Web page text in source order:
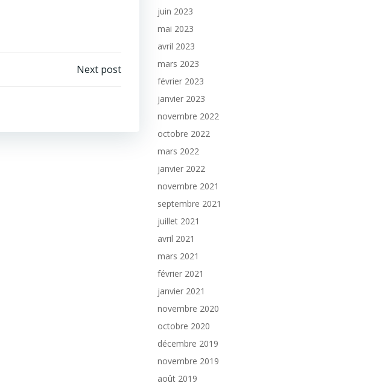
Next post
juin 2023
mai 2023
avril 2023
mars 2023
février 2023
janvier 2023
novembre 2022
octobre 2022
mars 2022
janvier 2022
novembre 2021
septembre 2021
juillet 2021
avril 2021
mars 2021
février 2021
janvier 2021
novembre 2020
octobre 2020
décembre 2019
novembre 2019
août 2019